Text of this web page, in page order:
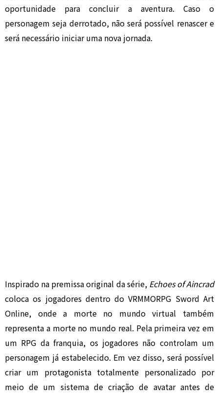
oportunidade para concluir a aventura. Caso o
personagem seja derrotado, não será possível renascer e
será necessário iniciar uma nova jornada.
Inspirado na premissa original da série, Echoes of Aincrad
coloca os jogadores dentro do VRMMORPG Sword Art
Online, onde a morte no mundo virtual também
representa a morte no mundo real. Pela primeira vez em
um RPG da franquia, os jogadores não controlam um
personagem já estabelecido. Em vez disso, será possível
criar um protagonista totalmente personalizado por
meio de um sistema de criação de avatar antes de